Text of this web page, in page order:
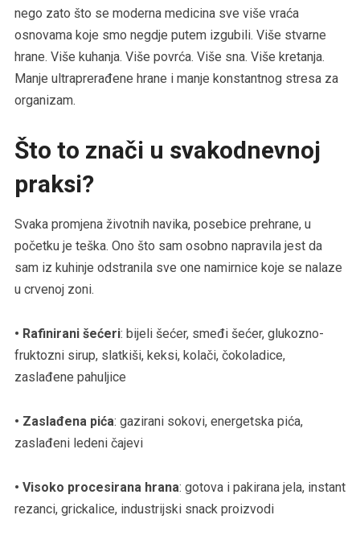
nego zato što se moderna medicina sve više vraća
osnovama koje smo negdje putem izgubili. Više stvarne
hrane. Više kuhanja. Više povrća. Više sna. Više kretanja.
Manje ultraprerađene hrane i manje konstantnog stresa za
organizam.
Što to znači u svakodnevnoj
praksi?
Svaka promjena životnih navika, posebice prehrane, u
početku je teška. Ono što sam osobno napravila jest da
sam iz kuhinje odstranila sve one namirnice koje se nalaze
u crvenoj zoni.
• Rafinirani šećeri: bijeli šećer, smeđi šećer, glukozno-
fruktozni sirup, slatkiši, keksi, kolači, čokoladice,
zaslađene pahuljice
• Zaslađena pića: gazirani sokovi, energetska pića,
zaslađeni ledeni čajevi
• Visoko procesirana hrana: gotova i pakirana jela, instant
rezanci, grickalice, industrijski snack proizvodi